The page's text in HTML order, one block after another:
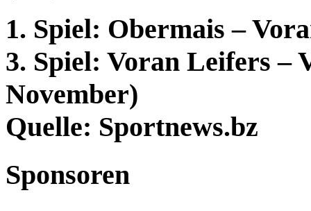
1. Spiel: Obermais –
3. Spiel: Voran Leifers –
November)
Quelle: Sportnews.bz
Sponsoren